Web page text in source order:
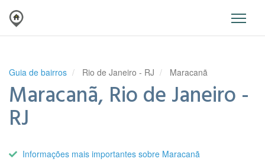
Guia de bairros Rio de Janeiro - RJ Maracanã
Maracanã, Rio de Janeiro -
RJ
Informações mais importantes sobre Maracanã